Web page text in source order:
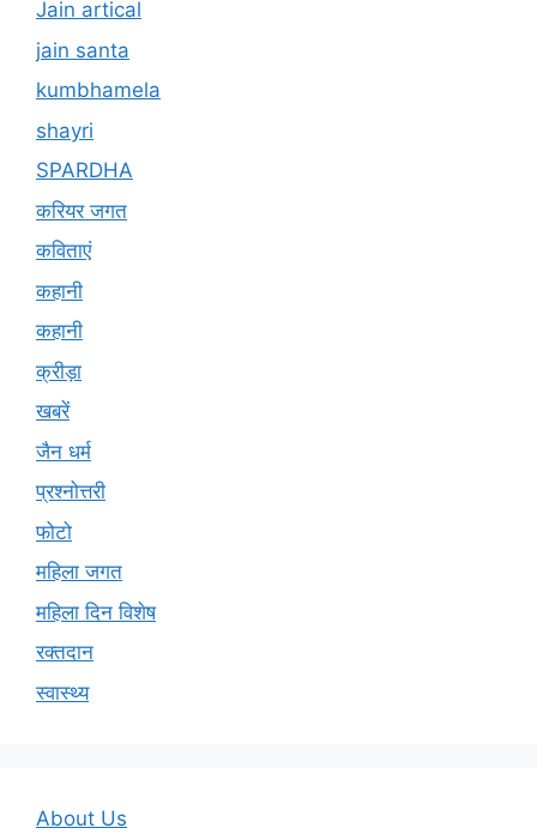
Jain artical
jain santa
kumbhamela
shayri
SPARDHA
करियर जगत
कविताएं
कहानी
कहानी
क्रीड़ा
खबरें
जैन धर्म
प्रश्नोत्तरी
फोटो
महिला जगत
महिला दिन विशेष
रक्तदान
स्वास्थ्य
About Us